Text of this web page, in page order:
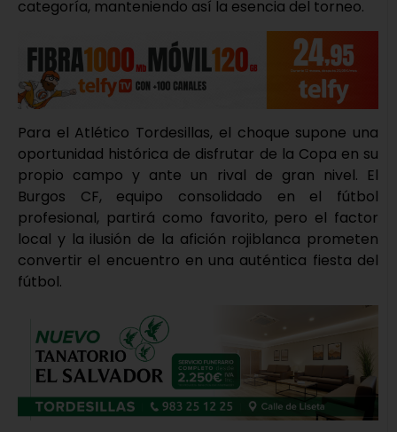
categoría, manteniendo así la esencia del torneo.
Para el Atlético Tordesillas, el choque supone una
oportunidad histórica de disfrutar de la Copa en su
propio campo y ante un rival de gran nivel. El
Burgos CF, equipo consolidado en el fútbol
profesional, partirá como favorito, pero el factor
local y la ilusión de la afición rojiblanca prometen
convertir el encuentro en una auténtica fiesta del
fútbol.